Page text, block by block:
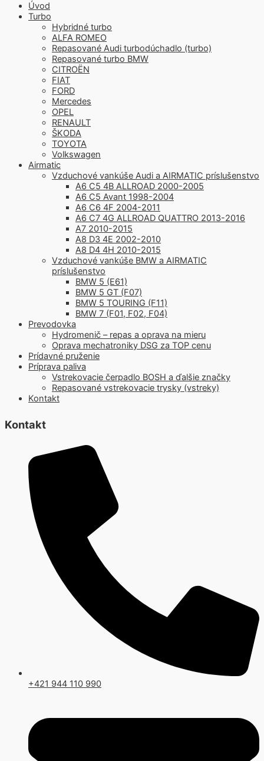
Úvod
Turbo
Hybridné turbo
ALFA ROMEO
Repasované Audi turbodúchadlo (turbo)
Repasované turbo BMW
CITROËN
FIAT
FORD
Mercedes
OPEL
RENAULT
ŠKODA
TOYOTA
Volkswagen
Airmatic
Vzduchové vankúše Audi a AIRMATIC príslušenstvo
A6 C5 4B ALLROAD 2000-2005
A6 C5 Avant 1998-2004
A6 C6 4F 2004-2011
A6 C7 4G ALLROAD QUATTRO 2013-2016
A7 2010-2015
A8 D3 4E 2002-2010
A8 D4 4H 2010-2015
Vzduchové vankúše BMW a AIRMATIC
príslušenstvo
BMW 5 (E61)
BMW 5 GT (F07)
BMW 5 TOURING (F11)
BMW 7 (F01, F02, F04)
Prevodovka
Hydromenič – repas a oprava na mieru
Oprava mechatroniky DSG za TOP cenu
Prídavné pruženie
Príprava paliva
Vstrekovacie čerpadlo BOSH a ďalšie značky
Repasované vstrekovacie trysky (vstreky)
Kontakt
Kontakt
+421 944 110 990